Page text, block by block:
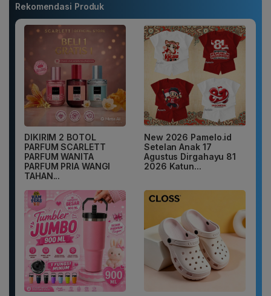
Rekomendasi Produk
DIKIRIM 2 BOTOL
PARFUM SCARLETT
PARFUM WANITA
PARFUM PRIA WANGI
TAHAN...
New 2026 Pamelo.id
Setelan Anak 17
Agustus Dirgahayu 81
2026 Katun...